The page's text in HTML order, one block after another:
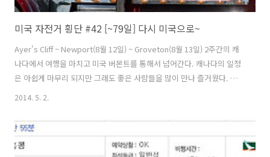
미국 자전거 횡단 #42 [~79일] 다시 미국으로~
Ayer's Cliff ~ Newport(8월 12일) ~ Groveton(8월 13일) 2주간의 캐
나다에서 여행을 마치고 미국 버몬트를 통해서 넘어간다. 캐나다의 일정
은 아쉽게 마무리 되지만 그래도 좋은 사람들을 많이 만나 즐거웠다. 나
중에 기회가 된다면 토론트, 몬트리올, 오타와 같은 도시들을 꼭 다시 가
출발 준비를 한다. 쫓기듯 다음 목적지를 향해 새벽이나 아침일찍 출발해
야 된다는 부담감이 없어졌다. 캠핑장에서 아침식사를 하지 않고 나와서
서브웨이에 먹기위해 들어갔다. 미국에서는 서브웨이를 잘 이용하지 않
2014. 5. 2.